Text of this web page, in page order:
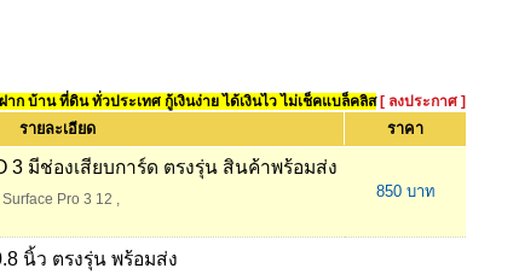
าก บ้าน ที่ดิน ทั่วประเทศ กู้เงินง่าย ได้เงินไว ไม่เช็คแบล็คลิส [ ลงประกาศ ]
รายละเอียด ราคา
3 มีช่องเสียบการ์ด ตรงรุ่น สินค้าพร้อมส่ง
Pro 3 12 , 850 บาท
นิ้ว ตรงรุ่น พร้อมส่ง